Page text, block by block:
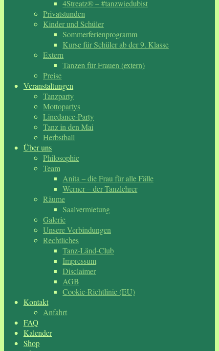
4Streatz® – #tanzwiedubist
Privatstunden
Kinder und Schüler
Sommerferienprogramm
Kurse für Schüler ab der 9. Klasse
Extern
Tanzen für Frauen (extern)
Preise
Veranstaltungen
Tanzparty
Mottopartys
Linedance-Party
Tanz in den Mai
Herbstball
Über uns
Philosophie
Team
Anita – die Frau für alle Fälle
Werner – der Tanzlehrer
Räume
Saalvermietung
Galerie
Unsere Verbindungen
Rechtliches
Tanz-Länd-Club
Impressum
Disclaimer
AGB
Cookie-Richtlinie (EU)
Kontakt
Anfahrt
FAQ
Kalender
Shop